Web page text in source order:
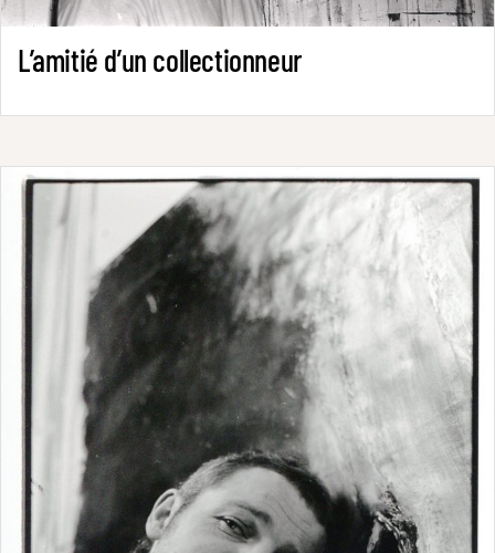
L’amitié d’un collectionneur